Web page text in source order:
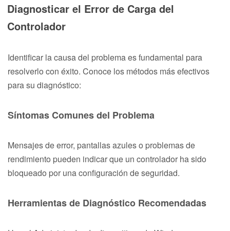
Diagnosticar el Error de Carga del
Controlador
Identificar la causa del problema es fundamental para
resolverlo con éxito. Conoce los métodos más efectivos
para su diagnóstico:
Síntomas Comunes del Problema
Mensajes de error, pantallas azules o problemas de
rendimiento pueden indicar que un controlador ha sido
bloqueado por una configuración de seguridad.
Herramientas de Diagnóstico Recomendadas